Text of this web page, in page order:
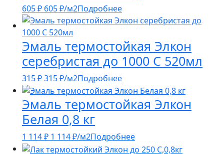
605₽ 605₽/м2Подробнее
Эмаль термостойкая Элкон
серебристая до 1000 С 520мл
315₽315₽/м2Подробнее
Эмаль термостойкая Элкон
Белая 0,8 кг
1 114₽ 1 114₽/м2Подробнее